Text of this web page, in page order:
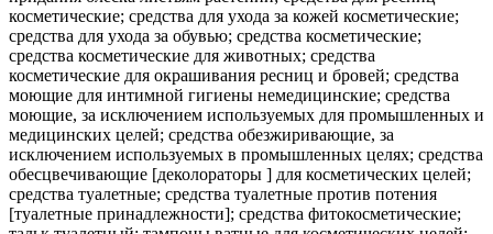
косметические; средства для ухода за кожей косметические;
средства для ухода за обувью; средства косметические;
средства косметические для животных; средства
косметические для окрашивания ресниц и бровей; средства
моющие для интимной гигиены немедицинские; средства
моющие, за исключением используемых для промышленных и
медицинских целей; средства обезжиривающие, за
исключением используемых в промышленных целях; средства
обесцвечивающие [деколораторы ] для косметических целей;
средства туалетные; средства туалетные против потения
[туалетные принадлежности]; средства фитокосметические;